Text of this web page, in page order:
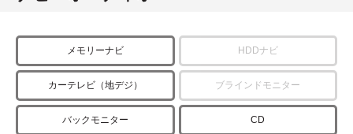
メモリーナビ HDDナビ
カーテレビ（地デジ） ブラインドモニター
バックモニター CD